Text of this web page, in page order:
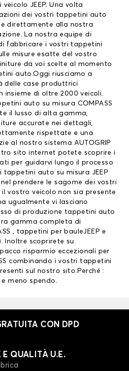
JEEP. Una volta
dei vostri tappetini auto
direttamente alla nostra
La nostra equipe di
fabbricare i vostri tappetini
misure esatte del vostro
da voi scelte al momento
auto.Oggi riusciamo a
delle case produttrici
insieme di oltre 2000 veicoli.
auto su misura COMPASS
il lusso di alta gamma,
accurate nei dettagli,
rispettate e una
al nostro sistema AUTOGRIP
sito internet potete scoprire i
per guidarvi lungo il processo
auto su misura JEEP
prendere le sagome dei vostri
vostro veicolo non sia presente
ugualmente vi lasciano
di produzione tappetini auto
gamma completa di
, tappetini per bauleJEEP e
Inoltre scoprirete su
risparmio eccezionali per
combinando i vostri tappetini
sul nostro sito.Perché :
meno spendo.
CON DPD
E QUALITÀ U.E.